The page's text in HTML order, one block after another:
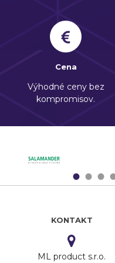
Cena
Výhodné ceny bez
kompromisov.
123
KONTAKT
ML product s.r.o.